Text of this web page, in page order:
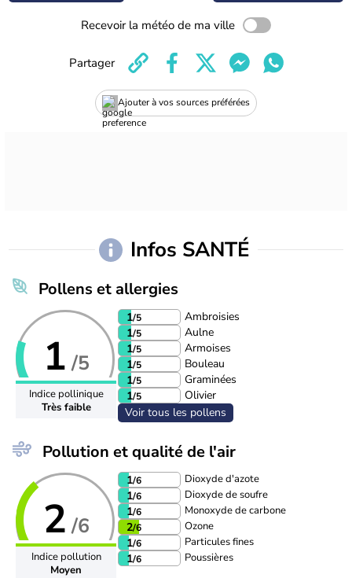
Recevoir la météo de ma ville
Ajouter à vos sources préférées
Partager
Infos SANTÉ
Pollens et allergies
1 /5
Indice pollinique
Très faible
1/5
Ambroisies
1/5
Aulne
1/5
Armoises
1/5
Bouleau
1/5
Graminées
1/5
Olivier
Voir tous les pollens
Pollution et qualité de l'air
2 /6
Indice pollution
Moyen
1/6 Dioxyde d'azote
1/6 Dioxyde de soufre
1/6 Monoxyde de carbone
2/6 Ozone
1/6 Particules fines
1/6 Poussières